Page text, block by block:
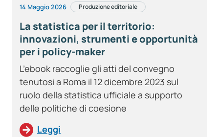
14 Maggio 2026 Produzione editoriale
La statistica per il territorio:
innovazioni, strumenti e opportunità
per i policy-maker
L’ebook raccoglie gli atti del convegno
tenutosi a Roma il 12 dicembre 2023 sul
ruolo della statistica ufficiale a supporto
delle politiche di coesione
Leggi